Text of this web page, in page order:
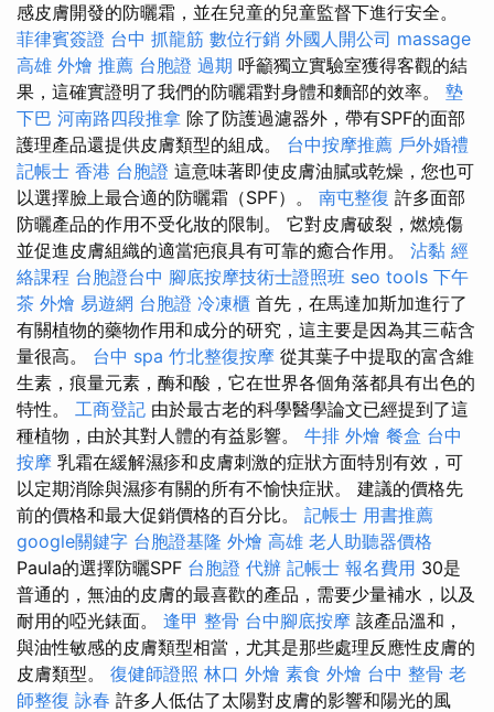
感皮膚開發的防曬霜，並在兒童的兒童監督下進行安全。
菲律賓簽證 台中 抓龍筋 數位行銷 外國人開公司 massage
高雄 外燴 推薦 台胞證 過期 呼籲獨立實驗室獲得客觀的結
果，這確實證明了我們的防曬霜對身體和麵部的效率。 墊
下巴 河南路四段推拿 除了防護過濾器外，帶有SPF的面部
護理產品還提供皮膚類型的組成。 台中按摩推薦 戶外婚禮
記帳士 香港 台胞證 這意味著即使皮膚油膩或乾燥，您也可
以選擇臉上最合適的防曬霜（SPF）。 南屯整復 許多面部
防曬產品的作用不受化妝的限制。 它對皮膚破裂，燃燒傷
並促進皮膚組織的適當疤痕具有可靠的癒合作用。 沾黏 經
絡課程 台胞證台中 腳底按摩技術士證照班 seo tools 下午
茶 外燴 易遊網 台胞證 冷凍櫃 首先，在馬達加斯加進行了
有關植物的藥物作用和成分的研究，這主要是因為其三萜含
量很高。 台中 spa 竹北整復按摩 從其葉子中提取的富含維
生素，痕量元素，酶和酸，它在世界各個角落都具有出色的
特性。 工商登記 由於最古老的科學醫學論文已經提到了這
種植物，由於其對人體的有益影響。 牛排 外燴 餐盒 台中
按摩 乳霜在緩解濕疹和皮膚刺激的症狀方面特別有效，可
以定期消除與濕疹有關的所有不愉快症狀。 建議的價格先
前的價格和最大促銷價格的百分比。 記帳士 用書推薦
google關鍵字 台胞證基隆 外燴 高雄 老人助聽器價格
Paula的選擇防曬SPF 台胞證 代辦 記帳士 報名費用 30是
普通的，無油的皮膚的最喜歡的產品，需要少量補水，以及
耐用的啞光錶面。 逢甲 整骨 台中腳底按摩 該產品溫和，
與油性敏感的皮膚類型相當，尤其是那些處理反應性皮膚的
皮膚類型。 復健師證照 林口 外燴 素食 外燴 台中 整骨 老
師整復 詠春 許多人低估了太陽對皮膚的影響和陽光的風